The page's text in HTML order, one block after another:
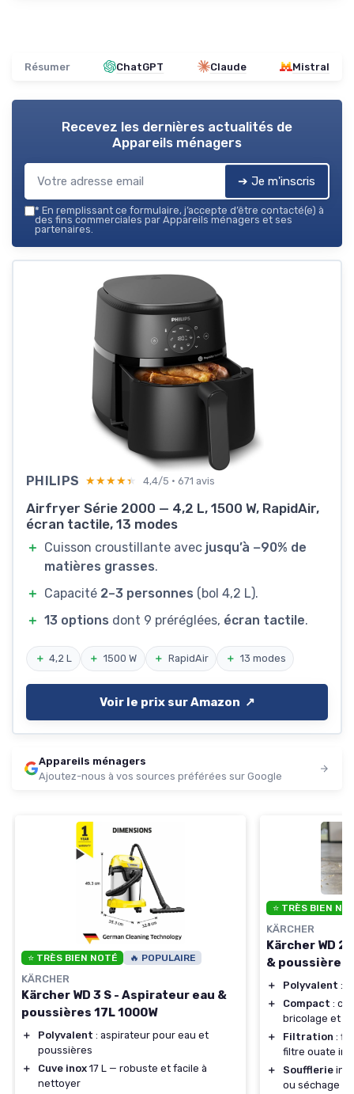
Résumer ChatGPT Claude Mistral
Recevez les dernières actualités de
Appareils ménagers
➔ Je m'inscris
* En remplissant ce formulaire, j’accepte d’être contacté(e) à
des fins commerciales par Appareils ménagers et ses
partenaires.
PHILIPS ★★★★★
★★★★★ 4,4/5 · 671 avis
Airfryer Série 2000 — 4,2 L, 1500 W, RapidAir,
écran tactile, 13 modes
＋ Cuisson croustillante avec jusqu’à −90% de
matières grasses.
＋ Capacité 2–3 personnes (bol 4,2 L).
＋ 13 options dont 9 préréglées, écran tactile.
＋ 4,2 L ＋ 1500 W ＋ RapidAir ＋ 13 modes
Voir le prix sur Amazon ↗️
Appareils ménagers
Ajoutez-nous à vos sources préférées sur Google
⭐ TRÈS BIEN NOTÉ 🔥 POPULAIRE
KÄRCHER
Kärcher WD 3 S - Aspirateur eau &
poussières 17L 1000W
＋ Polyvalent : aspirateur pour eau et
poussières
＋
Cuve inox 17 L — robuste et facile à
nettoyer
⭐ TRÈS BIEN
KÄRCHER
Kärcher WD
& poussières
＋ Polyvalent :
＋
Compact :
bricolage et
＋
Filtration :
filtre ouate
＋
Soufflerie
ou séchage